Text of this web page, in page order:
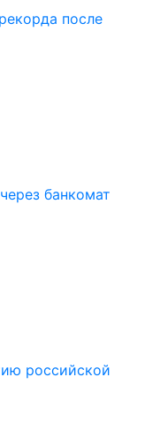
после
банкомат
российской